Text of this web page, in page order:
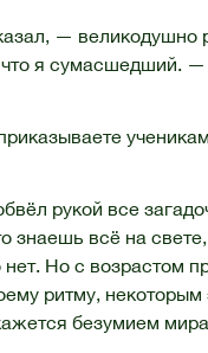
—
я сумасшедший.
рукой все
знаешь всё на
Но с возрастом
ритму,
безумием